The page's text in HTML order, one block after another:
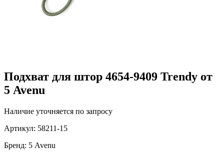
Подхват для штор 4654-9409 Trendy от
5 Avenu
Наличие уточняется по запросу
Артикул: 58211-15
Бренд: 5 Avenu